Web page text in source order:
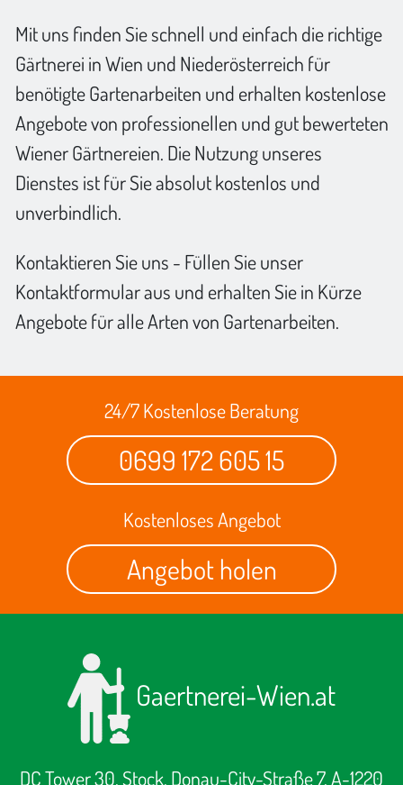
Mit uns finden Sie schnell und einfach die richtige
Gärtnerei in Wien und Niederösterreich für
benötigte Gartenarbeiten und erhalten kostenlose
Angebote von professionellen und gut bewerteten
Wiener Gärtnereien. Die Nutzung unseres
Dienstes ist für Sie absolut kostenlos und
unverbindlich.
Kontaktieren Sie uns - Füllen Sie unser
Kontaktformular aus und erhalten Sie in Kürze
Angebote für alle Arten von Gartenarbeiten.
24/7 Kostenlose Beratung
0699 172 605 15
Kostenloses Angebot
Angebot holen
Gaertnerei-Wien.at
DC Tower 30. Stock, Donau-City-Straße 7, A-1220